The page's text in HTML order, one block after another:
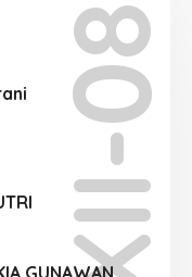
XII-08
GUNAWAN